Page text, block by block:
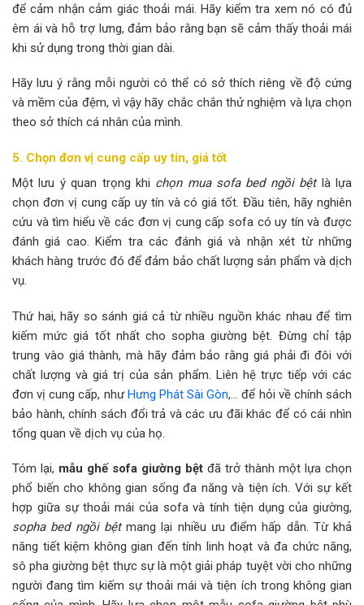
để cảm nhận cảm giác thoải mái. Hãy kiểm tra xem nó có đủ
êm ái và hỗ trợ lưng, đảm bảo rằng bạn sẽ cảm thấy thoải mái
khi sử dụng trong thời gian dài.
Hãy lưu ý rằng mỗi người có thể có sở thích riêng về độ cứng
và mềm của đệm, vì vậy hãy chắc chắn thử nghiệm và lựa chọn
theo sở thích cá nhân của mình.
5. Chọn đơn vị cung cấp uy tín, giá tốt
Một lưu ý quan trọng khi chọn mua sofa bed ngồi bệtlà lựa
chọn đơn vị cung cấp uy tín và có giá tốt. Đầu tiên, hãy nghiên
cứu và tìm hiểu về các đơn vị cung cấp sofa có uy tín và được
đánh giá cao. Kiểm tra các đánh giá và nhận xét từ những
khách hàng trước đó để đảm bảo chất lượng sản phẩm và dịch
vụ.
Thứ hai, hãy so sánh giá cả từ nhiều nguồn khác nhau để tìm
kiếm mức giá tốt nhất cho sopha giường bệt. Đừng chỉ tập
trung vào giá thành, mà hãy đảm bảo rằng giá phải đi đôi với
chất lượng và giá trị của sản phẩm. Liên hệ trực tiếp với các
đơn vị cung cấp, nhưHưng Phát Sài Gòn,… để hỏi về chính sách
bảo hành, chính sách đổi trả và các ưu đãi khác để có cái nhìn
tổng quan về dịch vụ của họ.
Tóm lại, mẫu ghế sofa giường bệt đã trở thành một lựa chọn
phổ biến cho không gian sống đa năng và tiện ích. Với sự kết
hợp giữa sự thoải mái của sofa và tính tiện dụng của giường,
sopha bed ngồi bệtmang lại nhiều ưu điểm hấp dẫn. Từ khả
năng tiết kiệm không gian đến tính linh hoạt và đa chức năng,
sô pha giường bệt thực sự là một giải pháp tuyệt vời cho những
người đang tìm kiếm sự thoải mái và tiện ích trong không gian